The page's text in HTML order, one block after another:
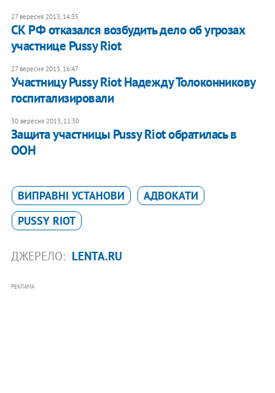
27 вересня 2013, 14:35
​СК РФ отказался возбудить дело об угрозах
участнице Pussy Riot
27 вересня 2013, 16:47
​Участницу Pussy Riot Надежду Толоконникову
госпитализировали
30 вересня 2013, 11:30
Защита участницы Pussy Riot обратилась в
ООН
ВИПРАВНІ УСТАНОВИ
АДВОКАТИ
PUSSY RIOT
ДЖЕРЕЛО: LENTA.RU
РЕКЛАМА